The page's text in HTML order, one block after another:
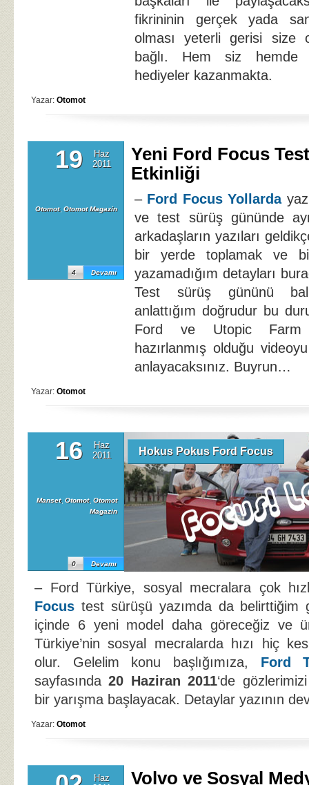
fikrininin gerçek yada
olması yeterli gerisi size
bağlı. Hem siz
hediyeler kazanmakta.
Yazar: Otomot
19
Haz
2011
Otomot, Otomot Magazin
Devamı
4
Yeni Ford Focus
Etkinliği
– Ford Focus Yollarda
ve test sürüş gününde
arkadaşların yazıları
bir yerde toplamak ve
yazamadığım detayları
Test sürüş gününü
anlattığım doğrudur bu
Ford ve Utopic Farm
hazırlanmış olduğu
anlayacaksınız. Buyrun…
Yazar: Otomot
16
Haz
2011
Manset, Otomot, Otomot
Magazin
Devamı
0
Hokus Pokus Ford Focus
– Ford Türkiye, sosyal mecralara çok
Focus test sürüşü yazımda da belirttiğim
içinde 6 yeni model daha göreceğiz ve
Türkiye’nin sosyal mecralarda hızı hiç
olur. Gelelim konu başlığımıza, Ford
sayfasında20 Haziran 2011‘de
bir yarışma başlayacak. Detaylar yazının
Yazar: Otomot
Haz
Volvo ve Sosyal